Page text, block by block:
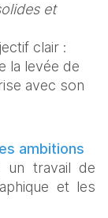
et
clair :
la levée de
avec son
ambitions
un travail de
et les